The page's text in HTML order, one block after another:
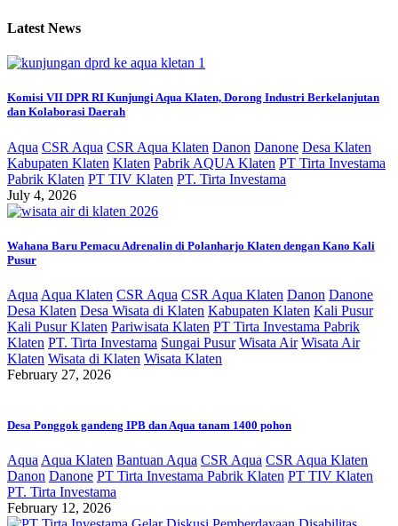
Latest News
Komisi VII DPR RI Kunjungi Aqua Klaten, Dorong Industri Berkelanjutan
dan Kolaborasi Daerah
Aqua CSR Aqua CSR Aqua Klaten Danon Danone Desa Klaten
Kabupaten Klaten Klaten Pabrik AQUA Klaten PT Tirta Investama
Pabrik Klaten PT TIV Klaten PT. Tirta Investama
July 4, 2026
Wahana Baru Pemacu Adrenalin di Polanharjo Klaten dengan Kano Kali
Pusur
Aqua Aqua Klaten CSR Aqua CSR Aqua Klaten Danon Danone
Desa Klaten Desa Wisata di Klaten Kabupaten Klaten Kali Pusur
Kali Pusur Klaten Pariwisata Klaten PT Tirta Investama Pabrik
Klaten PT. Tirta Investama Sungai Pusur Wisata Air Wisata Air
Klaten Wisata di Klaten Wisata Klaten
February 27, 2026
Desa Ponggok gandeng IPB dan Aqua tanam 1400 pohon
Aqua Aqua Klaten Bantuan Aqua CSR Aqua CSR Aqua Klaten
Danon Danone PT Tirta Investama Pabrik Klaten PT TIV Klaten
PT. Tirta Investama
February 12, 2026